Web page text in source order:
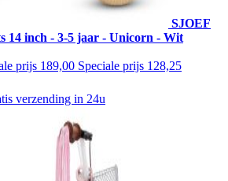
SJOEF
14 inch - 3-5 jaar - Unicorn - Wit
prijs 189,00 Speciale prijs 128,25
verzending in 24u